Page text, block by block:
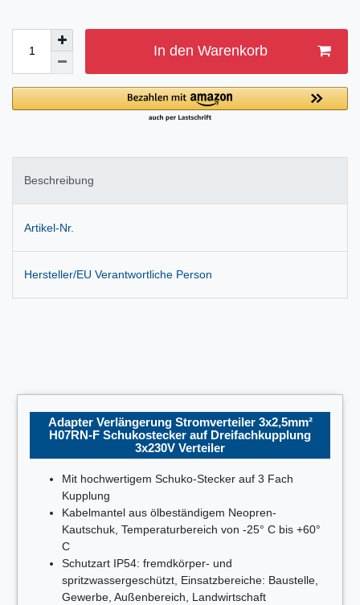
In den Warenkorb
Beschreibung
Artikel-Nr.
Hersteller/EU Verantwortliche Person
Adapter Verlängerung Stromverteiler 3x2,5mm²
H07RN-F Schukostecker auf Dreifachkupplung
3x230V Verteiler
Mit hochwertigem Schuko-Stecker auf 3 Fach
Kupplung
Kabelmantel aus ölbeständigem Neopren-
Kautschuk, Temperaturbereich von -25° C bis +60°
C
Schutzart IP54: fremdkörper- und
spritzwassergeschützt, Einsatzbereiche: Baustelle,
Gewerbe, Außenbereich, Landwirtschaft